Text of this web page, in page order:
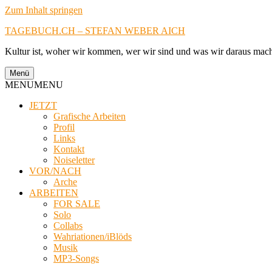
Zum Inhalt springen
TAGEBUCH.CH – STEFAN WEBER AICH
Kultur ist, woher wir kommen, wer wir sind und was wir daraus
Menü
MENUMENU
JETZT
Grafische Arbeiten
Profil
Links
Kontakt
Noiseletter
VOR/NACH
Arche
ARBEITEN
FOR SALE
Solo
Collabs
Wahriationen/iBlöds
Musik
MP3-Songs